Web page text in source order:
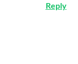
Reply